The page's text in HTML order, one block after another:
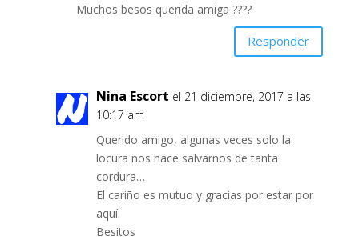
Muchos besos querida amiga ????
Responder
Nina Escort el 21 diciembre, 2017 a las
10:17 am
Querido amigo, algunas veces solo la
locura nos hace salvarnos de tanta
cordura…
El cariño es mutuo y gracias por estar por
aquí.
Besitos